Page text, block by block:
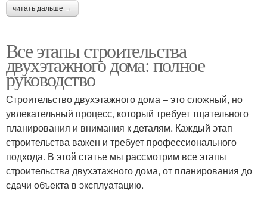
читать дальше →
Все этапы строительства
двухэтажного дома: полное
руководство
Строительство двухэтажного дома – это сложный, но
увлекательный процесс, который требует тщательного
планирования и внимания к деталям. Каждый этап
строительства важен и требует профессионального
подхода. В этой статье мы рассмотрим все этапы
строительства двухэтажного дома, от планирования до
сдачи объекта в эксплуатацию.